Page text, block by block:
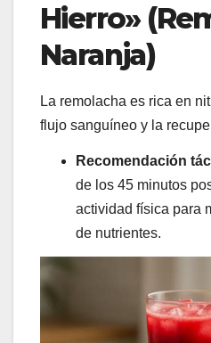
Hierro»
Naranja)
La remolacha es rica en
flujo sanguíneo y la
Recomendación
de los 45 minutos
actividad física para
de nutrientes.